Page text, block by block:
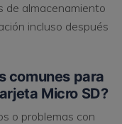
de almacenamiento
incluso después
comunes para
Micro SD?
o problemas con